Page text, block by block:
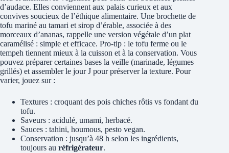
d’audace. Elles conviennent aux palais curieux et aux
convives soucieux de l’éthique alimentaire. Une brochette de
tofu mariné au tamari et sirop d’érable, associée à des
morceaux d’ananas, rappelle une version végétale d’un plat
caramélisé : simple et efficace. Pro-tip : le tofu ferme ou le
tempeh tiennent mieux à la cuisson et à la conservation. Vous
pouvez préparer certaines bases la veille (marinade, légumes
grillés) et assembler le jour J pour préserver la texture. Pour
varier, jouez sur :
Textures : croquant des pois chiches rôtis vs fondant du
tofu.
Saveurs : acidulé, umami, herbacé.
Sauces : tahini, houmous, pesto vegan.
Conservation : jusqu’à 48 h selon les ingrédients,
toujours au réfrigérateur.